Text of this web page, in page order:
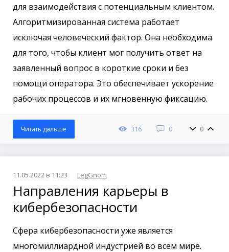
для взаимодействия с потенциальным клиентом.
Алгоритмизированная система работает
исключая человеческий фактор. Она необходима
для того, чтобы клиент мог получить ответ на
заявленный вопрос в короткие сроки и без
помощи оператора. Это обеспечивает ускорение
рабочих процессов и их мгновенную фиксацию.
316 0 0
Читать дальше
11.05.2022 в 11:23 LegGnom
Направления карьеры в
кибербезопасности
Сфера кибербезопасности уже является
многомиллиардной индустрией во всем мире.